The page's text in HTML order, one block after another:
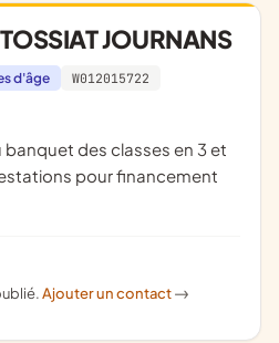
JOURNANS
d'âge
W012015722
pour financement
Ajouter un contact ->